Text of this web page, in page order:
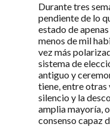
Durante tres
pendiente de lo
estado de
menos de mil
vez más
sistema de
antiguo y
tiene, entre otras
silencio y la
amplia mayoría,
consenso capaz